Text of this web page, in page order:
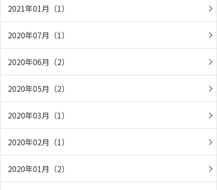
2021年01月（1）
2020年07月（1）
2020年06月（2）
2020年05月（2）
2020年03月（1）
2020年02月（1）
2020年01月（2）